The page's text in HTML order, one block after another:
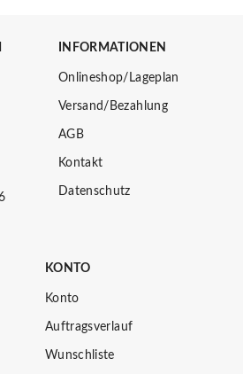
INFORMATIONEN
Onlineshop/Lageplan
Versand/Bezahlung
AGB
Kontakt
Datenschutz
KONTO
Konto
Auftragsverlauf
Wunschliste